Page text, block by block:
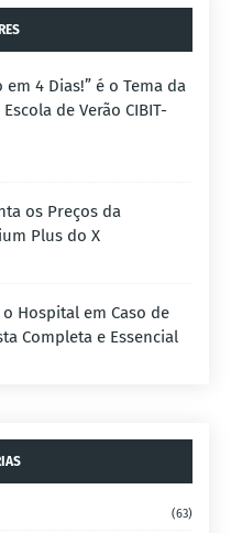
em 4 Dias!” é o Tema da
de Verão CIBIT-
os Preços da
Plus do X
Hospital em Caso de
Completa e Essencial
(63)